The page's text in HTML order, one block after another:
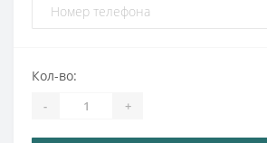
Кол-во:
- +